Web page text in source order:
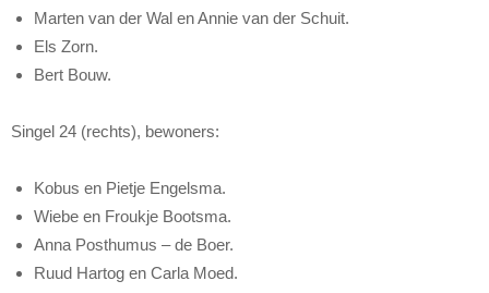
Marten van der Wal en Annie van der Schuit.
Els Zorn.
Bert Bouw.
Singel 24 (rechts), bewoners:
Kobus en Pietje Engelsma.
Wiebe en Froukje Bootsma.
Anna Posthumus – de Boer.
Ruud Hartog en Carla Moed.